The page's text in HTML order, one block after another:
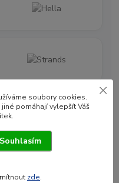
soubory cookies.
pomáhají vylepšít Váš
Souhlasím
zde.